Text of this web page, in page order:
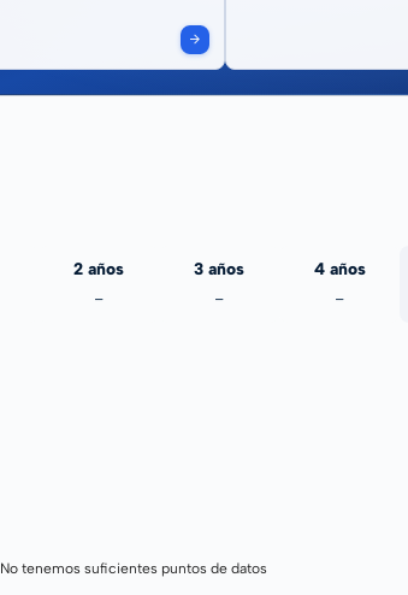
2 años
-
3 años
-
4 años
-
No tenemos suficientes puntos de datos